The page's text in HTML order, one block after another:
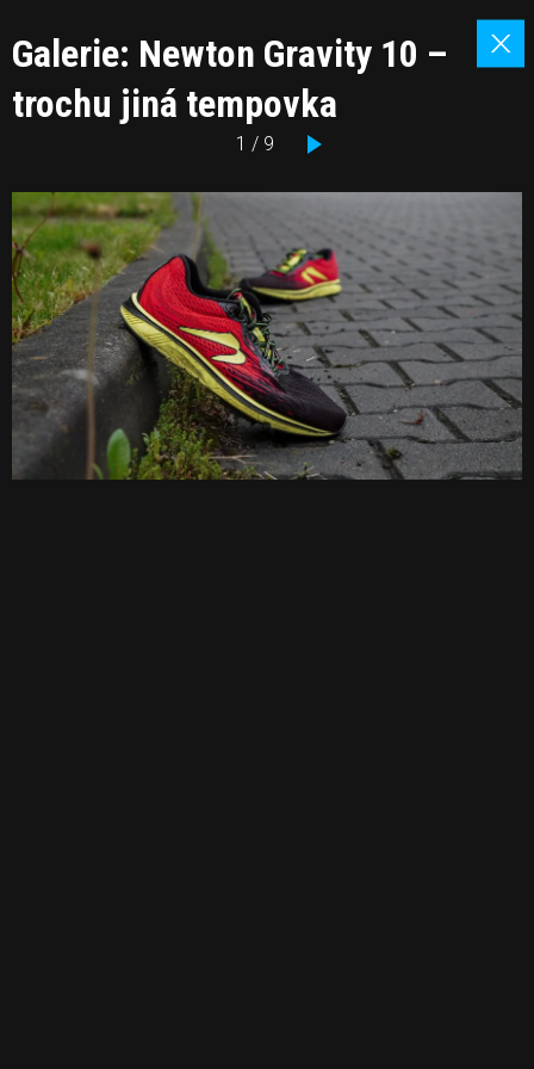
Galerie: Newton Gravity 10 –
trochu jiná tempovka
1 / 9